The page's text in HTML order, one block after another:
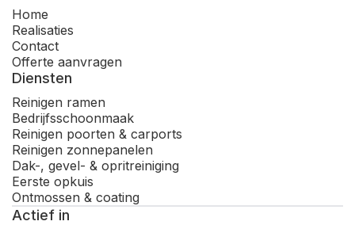
Home
Realisaties
Contact
Offerte aanvragen
Diensten
Reinigen ramen
Bedrijfsschoonmaak
Reinigen poorten & carports
Reinigen zonnepanelen
Dak-, gevel- & opritreiniging
Eerste opkuis
Ontmossen & coating
Actief in